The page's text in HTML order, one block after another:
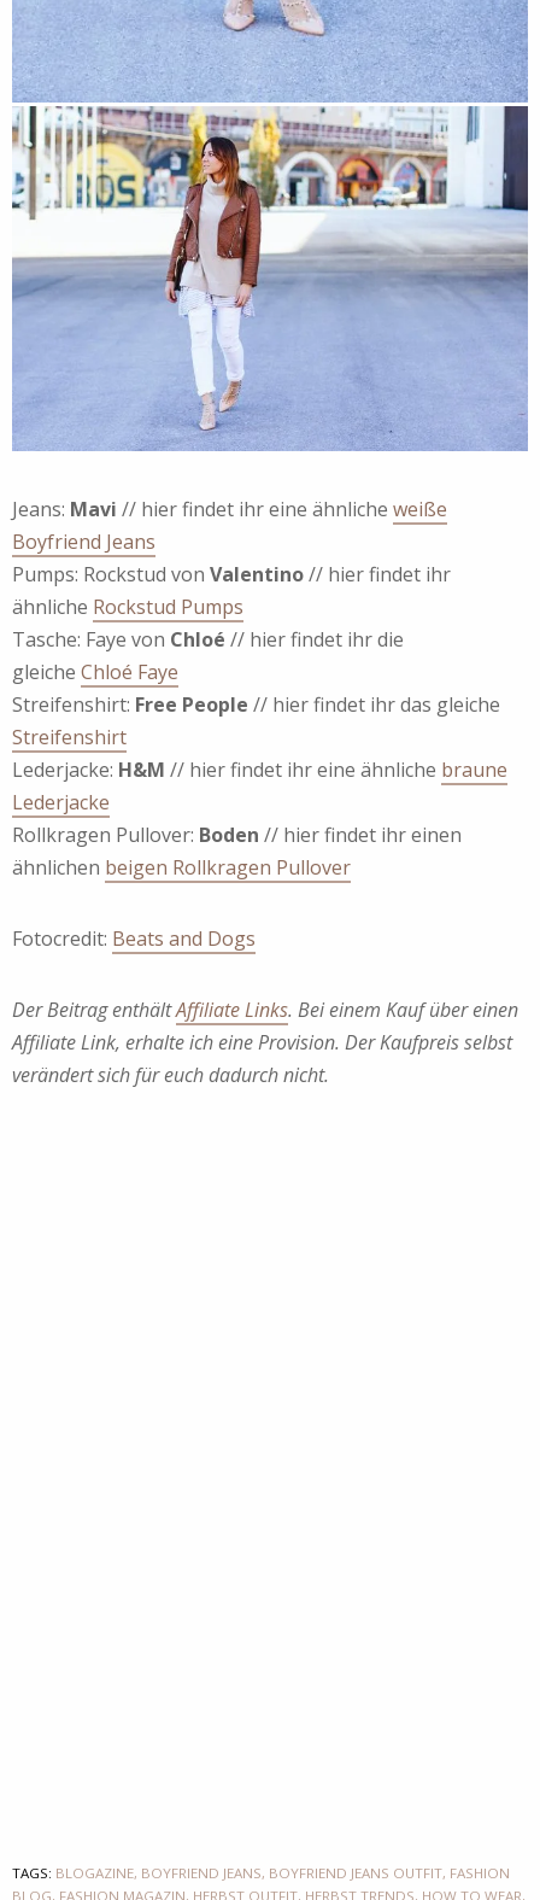
Jeans: Mavi // hier findet ihr eine ähnliche weiße
Boyfriend Jeans
Pumps: Rockstud von Valentino// hier findet ihr
ähnliche Rockstud Pumps
Tasche: Faye von Chloé // hier findet ihr die
gleiche Chloé Faye
Streifenshirt: Free People // hier findet ihr das gleiche
Streifenshirt
Lederjacke: H&M // hier findet ihr eine ähnliche braune
Lederjacke
Rollkragen Pullover: Boden // hier findet ihr einen
ähnlichen beigen Rollkragen Pullover
Fotocredit: Beats and Dogs
Der Beitrag enthältAffiliate Links. Bei einem Kauf über einen
Affiliate Link, erhalte ich eine Provision. Der Kaufpreis selbst
verändert sich für euch dadurch nicht.
TAGS: BLOGAZINE, BOYFRIEND JEANS, BOYFRIEND JEANS OUTFIT, FASHION
BLOG, FASHION MAGAZIN, HERBST OUTFIT, HERBST TRENDS, HOW TO WEAR,